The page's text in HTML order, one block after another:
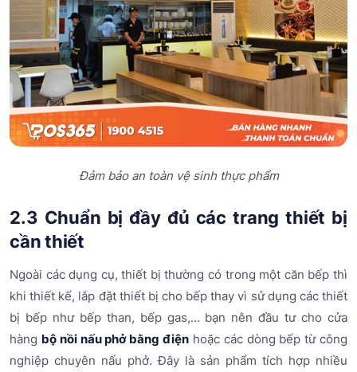
Đảm bảo an toàn vệ sinh thực phẩm
2.3 Chuẩn bị đầy đủ các trang thiết bị
cần thiết
Ngoài các dụng cụ, thiết bị thường có trong một căn bếp thì
khi thiết kế, lắp đặt thiết bị cho bếp thay vì sử dụng các thiết
bị bếp như bếp than, bếp gas,... bạn nên đầu tư cho cửa
hàng bộ nồi nấu phở bằng điện hoặc các dòng bếp từ công
nghiệp chuyên nấu phở. Đây là sản phẩm tích hợp nhiều